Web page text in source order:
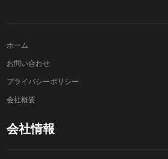
ホーム
お問い合わせ
プライバシーポリシー
会社概要
会社情報